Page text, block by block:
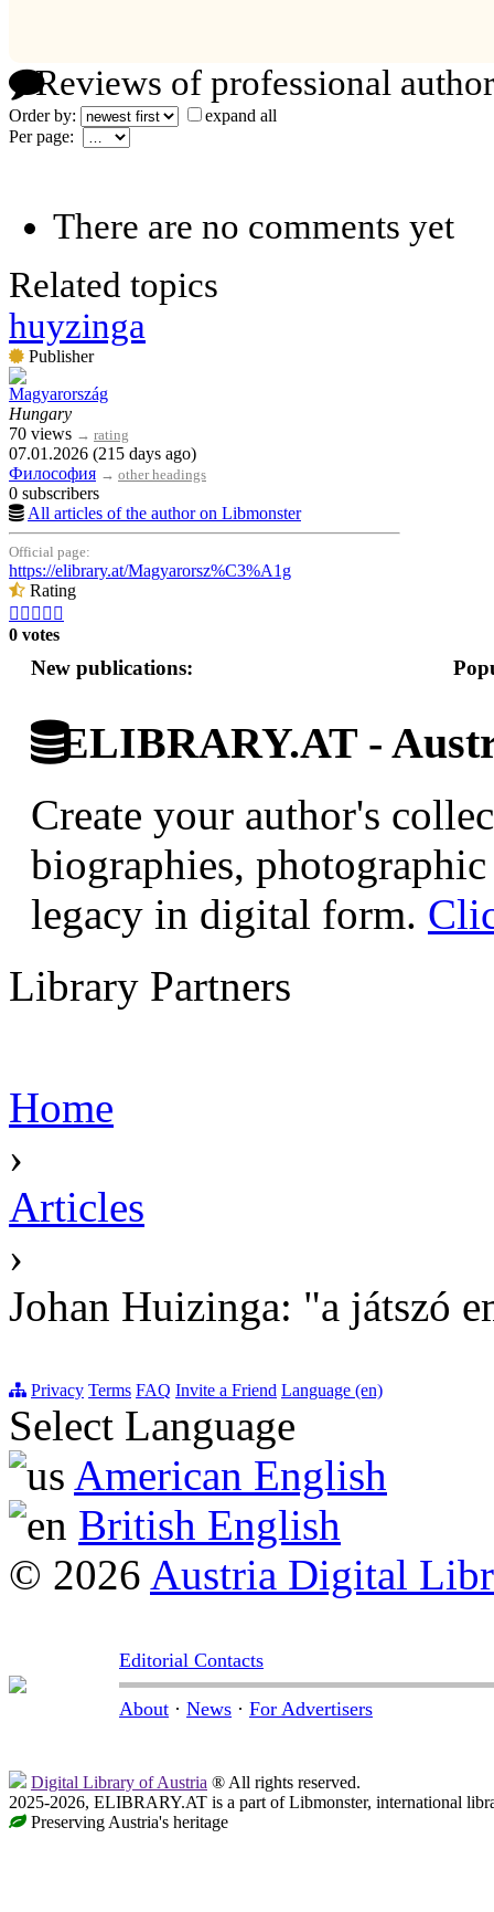
Reviews of professional
Order by:
expand all
Per page:
There are no comments yet
Related topics
huyzinga
Publisher
Magyarország
Hungary
70 views → rating
07.01.2026 (215 days ago)
Философия → other headings
0 subscribers
All articles of the author on Libmonster
Official page:
https://elibrary.at/Magyarorsz%C3%A1g
Rating
    
0 votes
New publications:
ELIBRARY.AT -
Create your author's
biographies,
legacy in digital form.
Library Partners
Home
›
Articles
›
Johan Huizinga: "a játszó
Privacy Terms FAQ Invite a Friend Language (en)
Select Language
American English
British English
© 2026 Austria Digital
Editorial Contacts
About · News · For Advertisers
Digital Library of Austria ® All rights reserved.
2025-2026, ELIBRARY.AT is a part of Libmonster, international
Preserving Austria's heritage